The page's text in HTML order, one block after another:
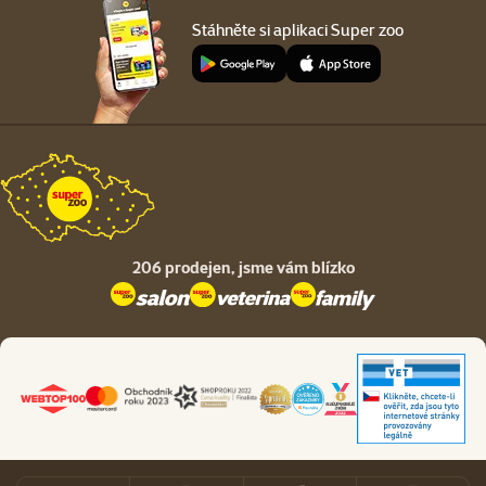
Stáhněte si aplikaci Super zoo
206 prodejen, jsme vám blízko